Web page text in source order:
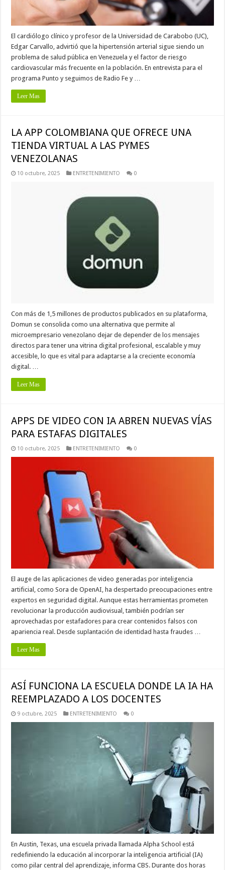
El cardiólogo clínico y profesor de la Universidad de Carabobo (UC),
Edgar Carvallo, advirtió que la hipertensión arterial sigue siendo un
problema de salud pública en Venezuela y el factor de riesgo
cardiovascular más frecuente en la población. En entrevista para el
programa Punto y seguimos de Radio Fe y …
Leer Mas
LA APP COLOMBIANA QUE OFRECE UNA
TIENDA VIRTUAL A LAS PYMES
VENEZOLANAS
10 octubre, 2025 ENTRETENIMIENTO 0
Con más de 1,5 millones de productos publicados en su plataforma,
Domun se consolida como una alternativa que permite al
microempresario venezolano dejar de depender de los mensajes
directos para tener una vitrina digital profesional, escalable y muy
accesible, lo que es vital para adaptarse a la creciente economía
digital. …
Leer Mas
APPS DE VIDEO CON IA ABREN NUEVAS VÍAS
PARA ESTAFAS DIGITALES
10 octubre, 2025 ENTRETENIMIENTO 0
El auge de las aplicaciones de video generadas por inteligencia
artificial, como Sora de OpenAI, ha despertado preocupaciones entre
expertos en seguridad digital. Aunque estas herramientas prometen
revolucionar la producción audiovisual, también podrían ser
aprovechadas por estafadores para crear contenidos falsos con
apariencia real. Desde suplantación de identidad hasta fraudes …
Leer Mas
ASÍ FUNCIONA LA ESCUELA DONDE LA IA HA
REEMPLAZADO A LOS DOCENTES
9 octubre, 2025 ENTRETENIMIENTO 0
En Austin, Texas, una escuela privada llamada Alpha School está
redefiniendo la educación al incorporar la inteligencia artificial (IA)
como pilar central del aprendizaje, informa CBS. Durante dos horas